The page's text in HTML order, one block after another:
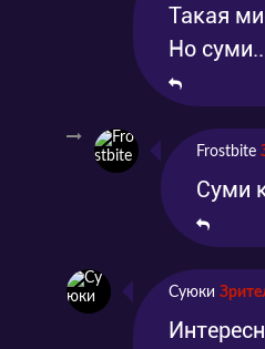
Такая
Но суми..
Frostbite
Суми
Суюки